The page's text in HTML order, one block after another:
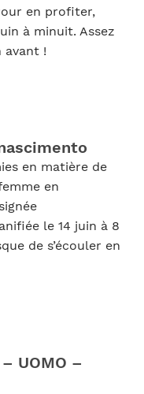
en profiter,
à minuit. Assez
avant !
en matière de
en
le 14 juin à 8
de s’écouler en
UOMO –